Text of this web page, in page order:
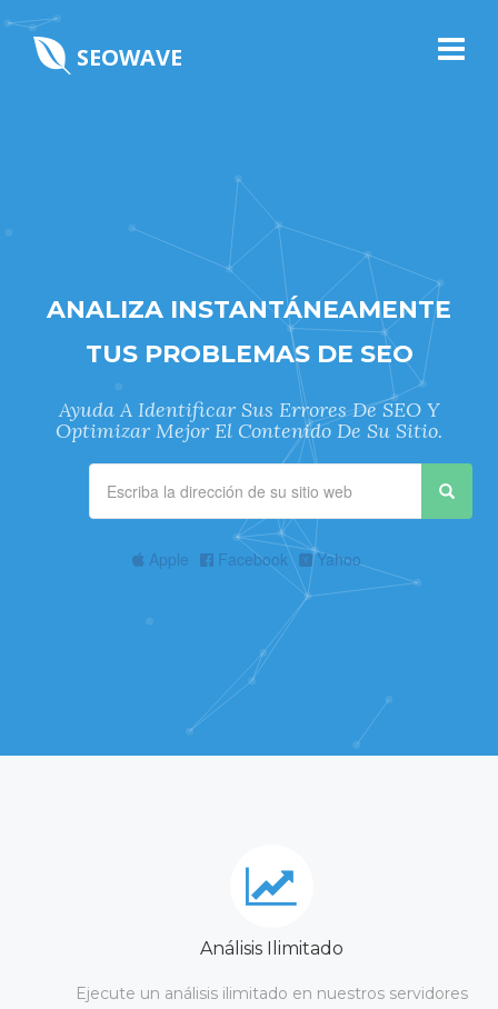
SEOWAVE
ANALIZA INSTANTÁNEAMENTE
TUS PROBLEMAS DE SEO
Ayuda A Identificar Sus Errores De SEO Y
Optimizar Mejor El Contenido De Su Sitio.
Apple Facebook Yahoo
Análisis Ilimitado
Ejecute un análisis ilimitado en nuestros servidores